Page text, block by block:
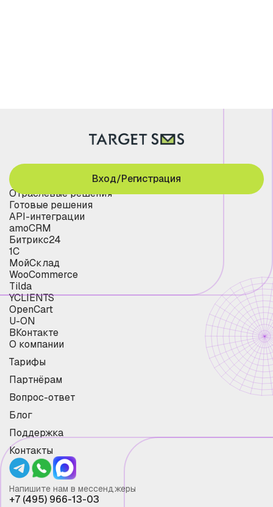
Отраслевые решения
Готовые решения
API-интеграции
amoCRM
Битрикс24
1С
МойСклад
WooCommerce
Tilda
YCLIENTS
OpenCart
U-ON
ВКонтакте
О компании
Тарифы
Партнёрам
Вопрос-ответ
Блог
Поддержка
Контакты
Вход/Регистрация
Напишите нам в мессенджеры
+7 (495) 966-13-03